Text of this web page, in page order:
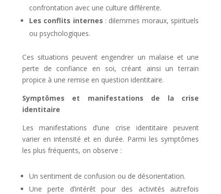
confrontation avec une culture différente.
Les conflits internes : dilemmes moraux, spirituels
ou psychologiques.
Ces situations peuvent engendrer un malaise et une
perte de confiance en soi, créant ainsi un terrain
propice à une remise en question identitaire.
Symptômes et manifestations de la crise
identitaire
Les manifestations d’une crise identitaire peuvent
varier en intensité et en durée. Parmi les symptômes
les plus fréquents, on observe :
Un sentiment de confusion ou de désorientation.
Une perte d’intérêt pour des activités autrefois